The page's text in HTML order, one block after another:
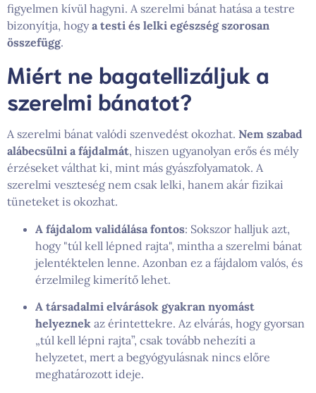
figyelmen kívül hagyni. A szerelmi bánat hatása a testre
bizonyítja, hogya testi és lelki egészség szorosan
összefügg.
Miért ne bagatellizáljuk a
szerelmi bánatot?
A szerelmi bánat valódi szenvedést okozhat. Nem szabad
alábecsülni a fájdalmát, hiszen ugyanolyan erős és mély
érzéseket válthat ki, mint más gyászfolyamatok. A
szerelmi veszteség nem csak lelki, hanem akár fizikai
tüneteket is okozhat.
A fájdalom validálása fontos: Sokszor halljuk azt,
hogy "túl kell lépned rajta", mintha a szerelmi bánat
jelentéktelen lenne. Azonban ez a fájdalom valós, és
érzelmileg kimerítő lehet.
A társadalmi elvárások gyakran nyomást
helyeznek az érintettekre. Az elvárás, hogy gyorsan
„túl kell lépni rajta”, csak tovább nehezíti a
helyzetet, mert a begyógyulásnak nincs előre
meghatározott ideje.